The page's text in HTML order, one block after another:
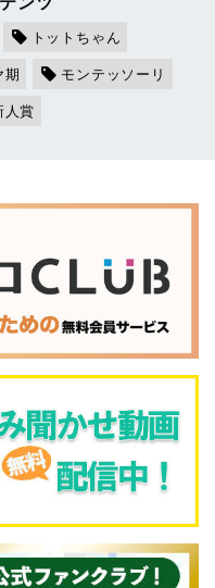
トットちゃん
期
モンテッソーリ
人賞